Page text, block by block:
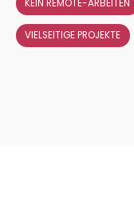
Photovoltaik
KEIN REMOTE-ARBEITEN
VIELSEITIGE PROJEKTE